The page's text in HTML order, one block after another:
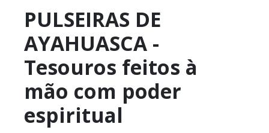
PULSEIRAS DE
AYAHUASCA -
Tesouros feitos à
mão com poder
espiritual